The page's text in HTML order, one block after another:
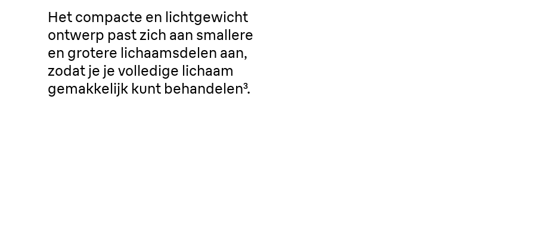
Het compacte en lichtgewicht
ontwerp past zich aan smallere
en grotere lichaamsdelen aan,
zodat je je volledige lichaam
gemakkelijk kunt behandelen³.